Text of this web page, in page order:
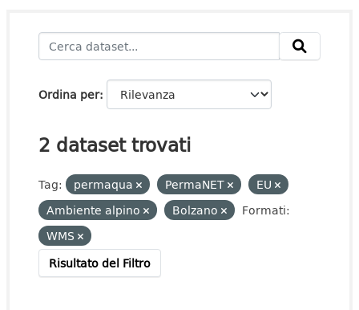
Ordina per
2 dataset trovati
Tag: permaqua PermaNET
EU
Ambiente alpino
Bolzano
Formati:
WMS
Risultato del Filtro